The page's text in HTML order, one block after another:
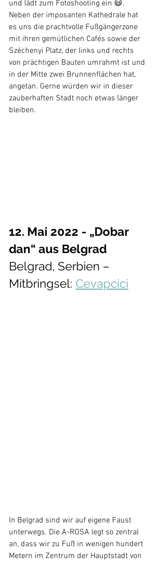
und lädt zum Fotoshooting ein 😃.
Neben der imposanten Kathedrale hat
es uns die prachtvolle Fußgängerzone
mit ihren gemütlichen Cafés sowie der
Széchenyi Platz, der links und rechts
von prächtigen Bauten umrahmt ist und
in der Mitte zwei Brunnenflächen hat,
angetan. Gerne würden wir in dieser
zauberhaften Stadt noch etwas länger
bleiben.
12. Mai 2022 - „Dobar
dan“ aus Belgrad
Belgrad, Serbien –
Mitbringsel: Cevapcici
In Belgrad sind wir auf eigene Faust
unterwegs. Die A-ROSA legt so zentral
an, dass wir zu Fuß in wenigen hundert
Metern im Zentrum der Hauptstadt von